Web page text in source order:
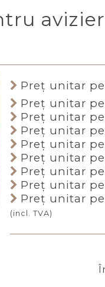
Preţ unitar
Preţ unitar
Preţ unitar
Preţ unitar
Preţ unitar
Preţ unitar
Preţ unitar
Preţ unitar
Preţ unitar
(incl. TVA)